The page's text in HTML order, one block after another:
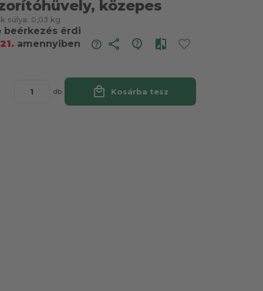
közepes
súlya: 0,03 kg
beérkezés érdi
amennyiben
share
db local_mall Kosárba tesz